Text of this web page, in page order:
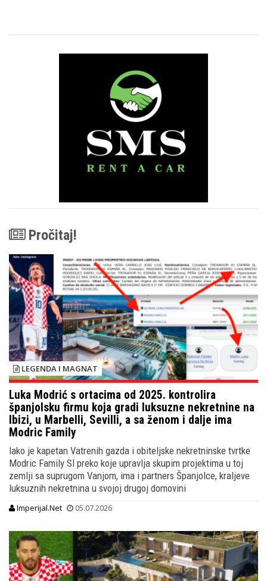
Pročitaj!
LEGENDA I MAGNAT
Luka Modrić s ortacima od 2025. kontrolira
španjolsku firmu koja gradi luksuzne nekretnine na
Ibizi, u Marbelli, Sevilli, a sa ženom i dalje ima
Modric Family
Iako je kapetan Vatrenih gazda i obiteljske nekretninske tvrtke
Modric Family Sl preko koje upravlja skupim projektima u toj
zemlji sa suprugom Vanjom, ima i partners Španjolce, kraljeve
luksuznih nekretnina u svojoj drugoj domovini
Imperijal.Net 05.07.2026